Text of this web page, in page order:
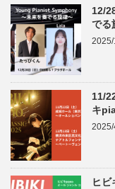
12/
でる
11/
キ
2025/
ヒ